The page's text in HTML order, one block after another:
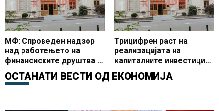
МФ: Спроведен надзор
над работењето на
финансиските друштва –
констатирани
измамнички трговски
Трицифрен раст на
реализацијата на
капиталните инвестиции
во првите два месеца од
2026 година
ОСТАНАТИ ВЕСТИ ОД ЕКОНОМИЈА